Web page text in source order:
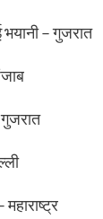
भयानी – गुजरात
गुजरात